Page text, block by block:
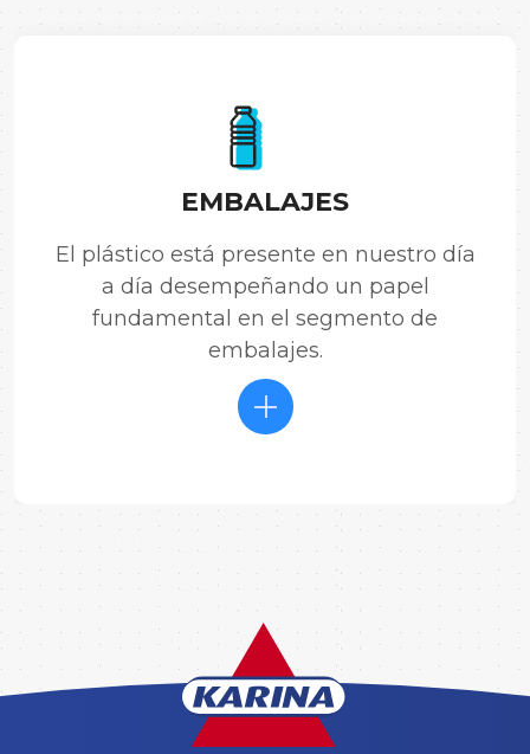
EMBALAJES
El plástico está presente en nuestro día
a día desempeñando un papel
fundamental en el segmento de
embalajes.